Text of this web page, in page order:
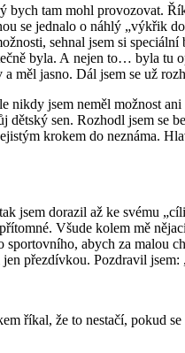
tam mohl provozovat.
se jednalo o náhlý „výkřik
sehnal jsem si
byla. A nejen to… byla tu
měl jasno. Dál jsem se už
jsem neměl možnost
sen. Rozhodl jsem
krokem do neznáma.
dorazil až ke svému
Všude kolem mě
sportovního, abych za
přezdívkou. Pozdravil jsem:
říkal, že to nestačí, pokud